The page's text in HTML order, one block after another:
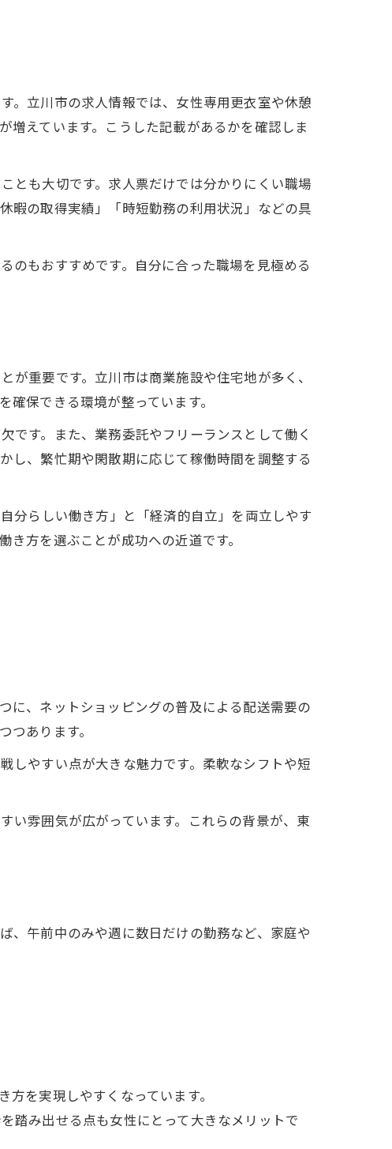
。立川市の求人情報では、女性専用更衣室や休憩
えています。こうした記載があるかを確認しま
とも大切です。求人票だけでは分かりにくい職場
暇の取得実績」「時短勤務の利用状況」などの具
のもおすすめです。自分に合った職場を見極める
重要です。立川市は商業施設や住宅地が多く、
保できる環境が整っています。
です。また、業務委託やフリーランスとして働く
し、繁忙期や閑散期に応じて稼働時間を調整する
分らしい働き方」と「経済的自立」を両立しやす
方を選ぶことが成功への近道です。
に、ネットショッピングの普及による配送需要の
あります。
しやすい点が大きな魅力です。柔軟なシフトや短
い雰囲気が広がっています。これらの背景が、東
、午前中のみや週に数日だけの勤務など、家庭や
を実現しやすくなっています。
踏み出せる点も女性にとって大きなメリットで